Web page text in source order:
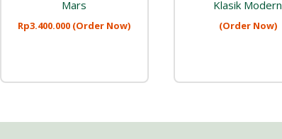
Mars
Rp3.400.000 (Order Now)
Klasik Modern
(Order Now)